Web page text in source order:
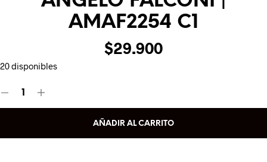
AMAF2254 C1
$29.900
20 disponibles
AÑADIR AL CARRITO